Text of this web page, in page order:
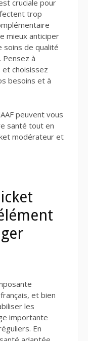
cruciale pour
trop
mieux anticiper
soins de qualité
Pensez à
choisissez
besoins et à
peuvent vous
santé tout en
modérateur et
et bien
les
importante
En